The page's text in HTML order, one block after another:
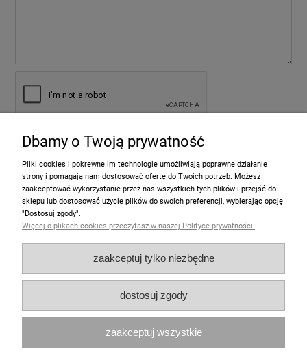
Informacje
Moje konto
Zakupy
Polecamy
Dbamy o Twoją prywatność
Pliki cookies i pokrewne im technologie umożliwiają poprawne działanie
strony i pomagają nam dostosować ofertę do Twoich potrzeb. Możesz
zaakceptować wykorzystanie przez nas wszystkich tych plików i przejść do
sklepu lub dostosować użycie plików do swoich preferencji, wybierając opcję
"Dostosuj zgody".
Więcej o plikach cookies przeczytasz w naszej Polityce prywatności.
zaakceptuj tylko niezbędne
dostosuj zgody
zaakceptuj wszystkie